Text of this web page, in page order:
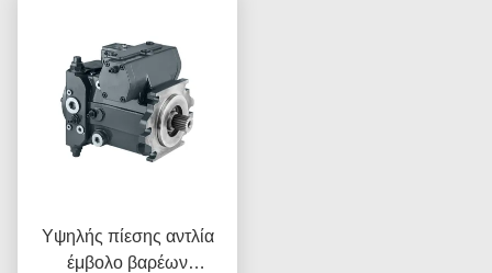
Υψηλής πίεσης αντλία
έμβολο βαρέων